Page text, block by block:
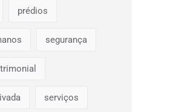
prédios
segurança
serviços